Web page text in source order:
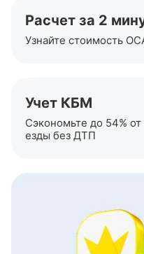
Расчет за 2
Узнайте стоимость
Учет КБМ
Сэкономьте до 54%
езды без ДТП